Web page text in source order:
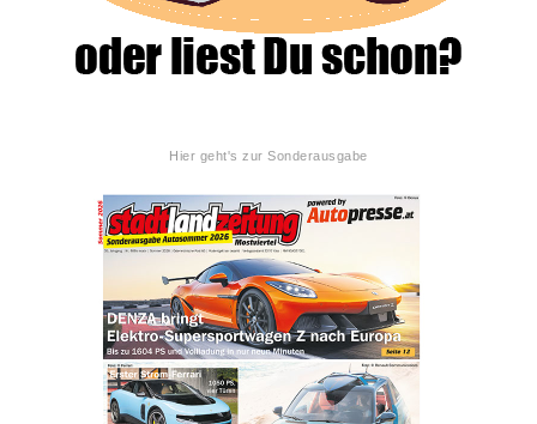
Hier geht's zur Sonderausgabe